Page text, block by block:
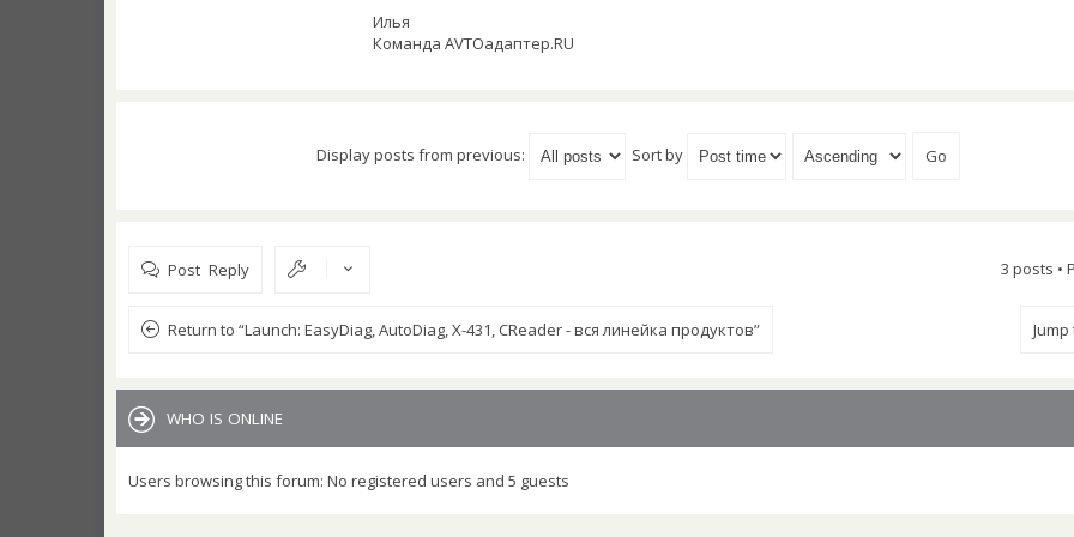
Илья
Команда AVTOадаптер.RU
Display posts from previous: Sort by
Post Reply 3 posts •
Return to “Launch: EasyDiag, AutoDiag, X-431, CReader - вся линейка продуктов” Jump
WHO IS ONLINE
Users browsing this forum: No registered users and 5 guests